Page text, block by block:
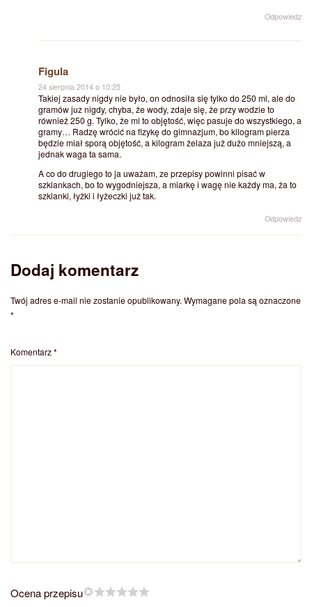
Odpowiedz
Figula
24 sierpnia 2014 o 10:25
Takiej zasady nigdy nie było, on odnosiła się tylko do 250 ml, ale do
gramów juz nigdy, chyba, że wody, zdaje się, że przy wodzie to
również 250 g. Tylko, że ml to objętość, więc pasuje do wszystkiego, a
gramy… Radzę wrócić na fizykę do gimnazjum, bo kilogram pierza
będzie miał sporą objętość, a kilogram żelaza już dużo mniejszą, a
jednak waga ta sama.
A co do drugiego to ja uważam, ze przepisy powinni pisać w
szklankach, bo to wygodniejsza, a miarkę i wagę nie każdy ma, ża to
szklanki, łyżki i łyżeczki już tak.
Odpowiedz
Dodaj komentarz
Twój adres e-mail nie zostanie opublikowany. Wymagane pola są oznaczone
*
Komentarz*
Ocena przepisu